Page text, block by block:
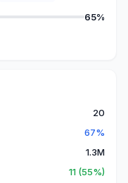
65%
20
67%
1.3M
11 (55%)